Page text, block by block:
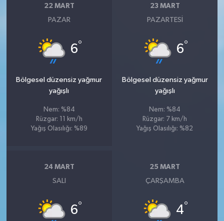
22 MART
PAZAR
6°
Bölgesel düzensiz yağmur
yağışlı
Nem: %84
Rüzgar: 11 km/h
Yağış Olasılığı: %89
23 MART
PAZARTESI
6°
Bölgesel düzensiz yağmur
yağışlı
Nem: %84
Rüzgar: 7 km/h
Yağış Olasılığı: %82
24 MART
SALI
6°
25 MART
ÇARŞAMBA
4°